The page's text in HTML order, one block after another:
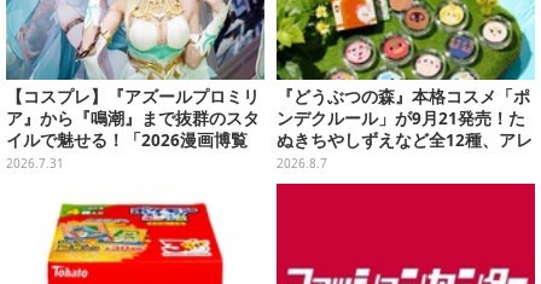
【コスプレ】『アズールプロミリ
ア』から『鳴潮』まで抜群のスタ
イルで魅せる！「2026漫画博覧
会」百花繚乱の台湾美女12選【写
2026.7.31
『どうぶつの森』本格コスメ「ポ
ンデクルール」が9月21発売！た
ぬきちやしずえなど全12種、アレ
ンジできるリアクションシールも
付属
2026.8.7